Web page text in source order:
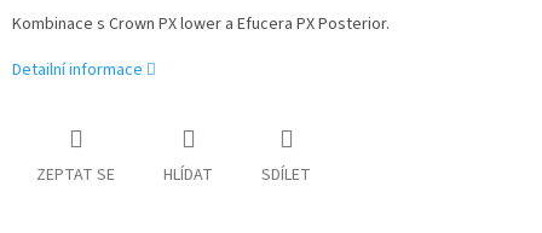
Kombinace s Crown PX lower a Efucera PX Posterior.
Detailní informace
ZEPTAT SE HLÍDAT SDÍLET